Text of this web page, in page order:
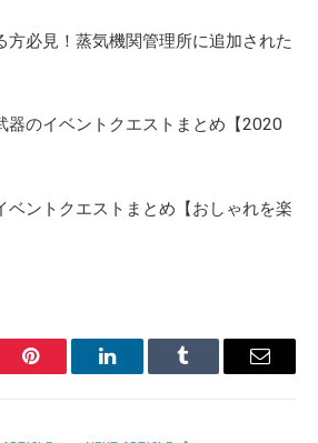
方必見！蒸気機関管理所に追加された
器のイベントクエストまとめ【2020
ベントクエストまとめ【おしゃれを楽
Pinterest LinkedInTumblr Email